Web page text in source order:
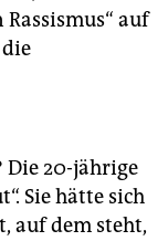
auf
Die 20-jährige
Sie hätte sich
auf dem steht,